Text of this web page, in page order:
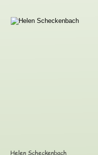
Helen Scheckenbach